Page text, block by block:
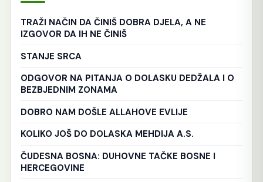
TRAŽI NAČIN DA ČINIŠ DOBRA DJELA, A NE
IZGOVOR DA IH NE ČINIŠ
STANJE SRCA
ODGOVOR NA PITANJA O DOLASKU DEDŽALA I O
BEZBJEDNIM ZONAMA
DOBRO NAM DOŠLE ALLAHOVE EVLIJE
KOLIKO JOŠ DO DOLASKA MEHDIJA A.S.
ČUDESNA BOSNA: DUHOVNE TAČKE BOSNE I
HERCEGOVINE